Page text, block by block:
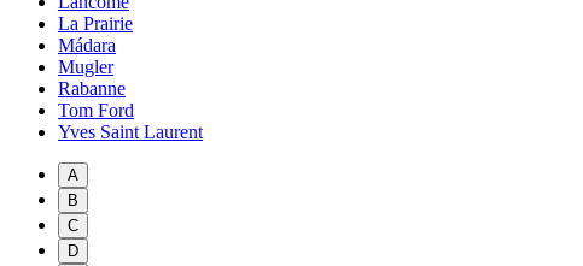
La Prairie
Mádara
Mugler
Rabanne
Tom Ford
Yves Saint Laurent
A
B
C
D